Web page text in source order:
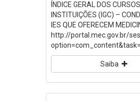
ÍNDICE GERAL DOS
INSTITUIÇÕES (IGC) –
IES QUE OFERECEM
http://portal.mec.gov.br/
Saiba